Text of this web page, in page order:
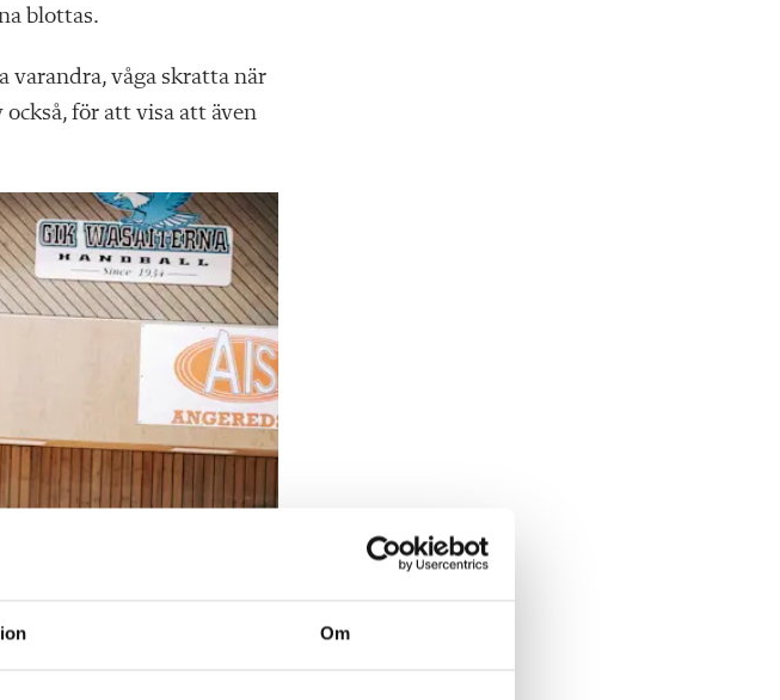
Om
blottas.
varandra, våga skratta när
för att visa att även